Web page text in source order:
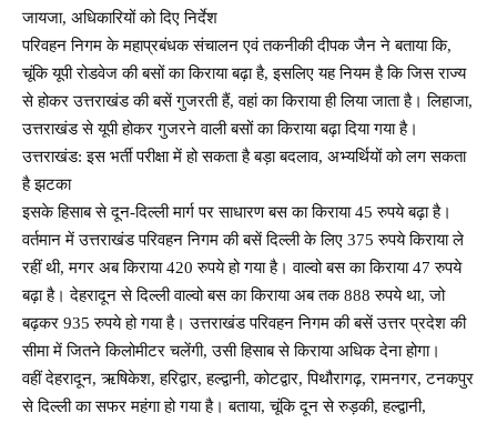
जायजा, अधिकारियों को दिए निर्देश
परिवहन निगम के महाप्रबंधक संचालन एवं तकनीकी दीपक जैन ने बताया कि,
चूंकि यूपी रोडवेज की बसों का किराया बढ़ा है, इसलिए यह नियम है कि जिस राज्य
से होकर उत्तराखंड की बसें गुजरती हैं, वहां का किराया ही लिया जाता है। लिहाजा,
उत्तराखंड से यूपी होकर गुजरने वाली बसों का किराया बढ़ा दिया गया है।
उत्तराखंड: इस भर्ती परीक्षा में हो सकता है बड़ा बदलाव, अभ्यर्थियों को लग सकता
है झटका
इसके हिसाब से दून-दिल्ली मार्ग पर साधारण बस का किराया 45 रुपये बढ़ा है।
वर्तमान में उत्तराखंड परिवहन निगम की बसें दिल्ली के लिए 375 रुपये किराया ले
रहीं थी, मगर अब किराया 420 रुपये हो गया है। वाल्वो बस का किराया 47 रुपये
बढ़ा है। देहरादून से दिल्ली वाल्वो बस का किराया अब तक 888 रुपये था, जो
बढ़कर 935 रुपये हो गया है। उत्तराखंड परिवहन निगम की बसें उत्तर प्रदेश की
सीमा में जितने किलोमीटर चलेंगी, उसी हिसाब से किराया अधिक देना होगा।
वहीं देहरादून, ऋषिकेश, हरिद्वार, हल्द्वानी, कोटद्वार, पिथौरागढ़, रामनगर, टनकपुर
से दिल्ली का सफर महंगा हो गया है। बताया, चूंकि दून से रुड़की, हल्द्वानी,